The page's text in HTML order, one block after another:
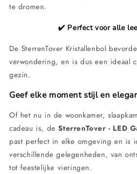
te dromen.
✔️ Perfect voor alle
De SterrenTover Kristallenbol
verwondering, en is dus een ideaal
gezin.
Geef elke moment stijl en
Of het nu in de woonkamer,
cadeau is, deSterrenTover - LED
past perfect in elke omgeving en is
verschillende gelegenheden, van
tot feestelijke vieringen.